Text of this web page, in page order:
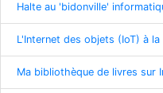
Halte au 'bidonville'
L'Internet des objets (IoT) à la
Ma bibliothèque de livres sur